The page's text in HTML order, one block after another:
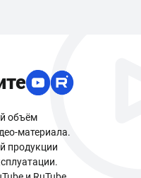
объём
материала.
продукции